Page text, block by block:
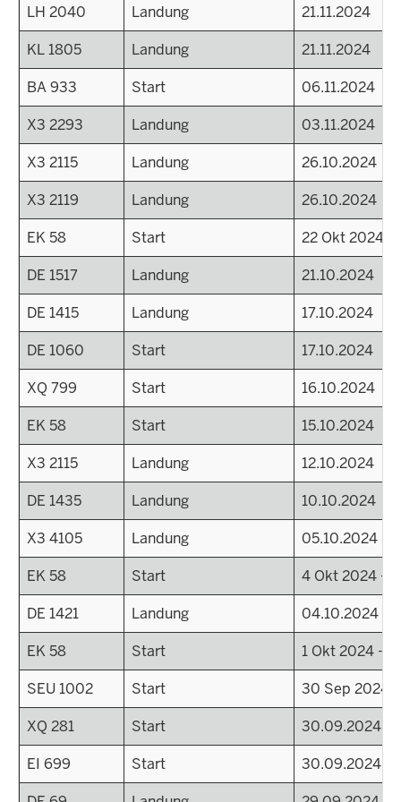
LH 2040 Landung
21.11.2024
KL 1805
Landung
21.11.2024
BA 933
Start
06.11.2024
X3 2293
Landung
03.11.2024
X3 2115
Landung
26.10.2024
X3 2119
Landung
26.10.2024
EK 58
Start
22 Okt 2024 -
DE 1517
Landung
21.10.2024
DE 1415
Landung
17.10.2024
DE 1060
Start
17.10.2024
XQ 799
Start
16.10.2024
EK 58
Start
15.10.2024
X3 2115
Landung
12.10.2024
DE 1435
Landung
10.10.2024
X3 4105
Landung
05.10.2024
EK 58
Start
4 Okt 2024 -
DE 1421
Landung
04.10.2024
EK 58
Start
1 Okt 2024 -
SEU 1002
Start
30 Sep 2024 -
XQ 281
Start
30.09.2024
EI 699
Start
30.09.2024